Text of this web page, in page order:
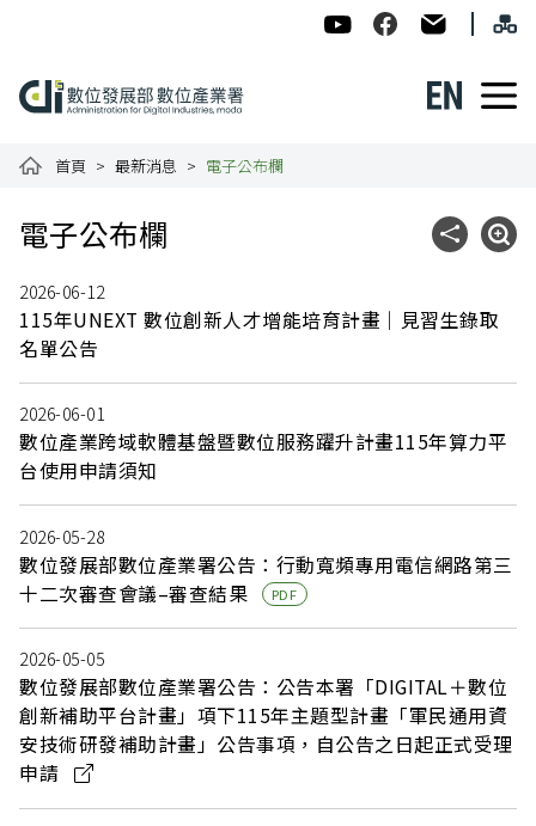
English
首頁 最新消息 電子公布欄
電子公布欄 社群分享展開
2026-06-12
115年UNEXT 數位創新人才增能培育計畫｜見習生錄取
名單公告
2026-06-01
數位產業跨域軟體基盤暨數位服務躍升計畫115年算力平
台使用申請須知
2026-05-28
數位發展部數位產業署公告：行動寬頻專用電信網路第三
十二次審查會議–審查結果
PDF
2026-05-05
數位發展部數位產業署公告：公告本署「DIGITAL＋數位
創新補助平台計畫」項下115年主題型計畫「軍民通用資
安技術研發補助計畫」公告事項，自公告之日起正式受理
申請